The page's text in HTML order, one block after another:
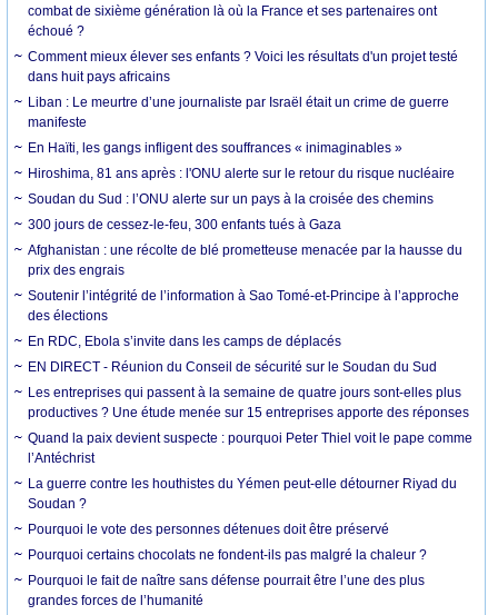
combat de sixième génération là où la France et ses partenaires ont
échoué ?
Comment mieux élever ses enfants ? Voici les résultats d'un projet testé
dans huit pays africains
Liban : Le meurtre d’une journaliste par Israël était un crime de guerre
manifeste
En Haïti, les gangs infligent des souffrances « inimaginables »
Hiroshima, 81 ans après : l'ONU alerte sur le retour du risque nucléaire
Soudan du Sud : l’ONU alerte sur un pays à la croisée des chemins
300 jours de cessez-le-feu, 300 enfants tués à Gaza
Afghanistan : une récolte de blé prometteuse menacée par la hausse du
prix des engrais
Soutenir l’intégrité de l’information à Sao Tomé-et-Principe à l’approche
des élections
En RDC, Ebola s’invite dans les camps de déplacés
EN DIRECT - Réunion du Conseil de sécurité sur le Soudan du Sud
Les entreprises qui passent à la semaine de quatre jours sont-elles plus
productives ? Une étude menée sur 15 entreprises apporte des réponses
Quand la paix devient suspecte : pourquoi Peter Thiel voit le pape comme
l’Antéchrist
La guerre contre les houthistes du Yémen peut-elle détourner Riyad du
Soudan ?
Pourquoi le vote des personnes détenues doit être préservé
Pourquoi certains chocolats ne fondent-ils pas malgré la chaleur ?
Pourquoi le fait de naître sans défense pourrait être l’une des plus
grandes forces de l’humanité